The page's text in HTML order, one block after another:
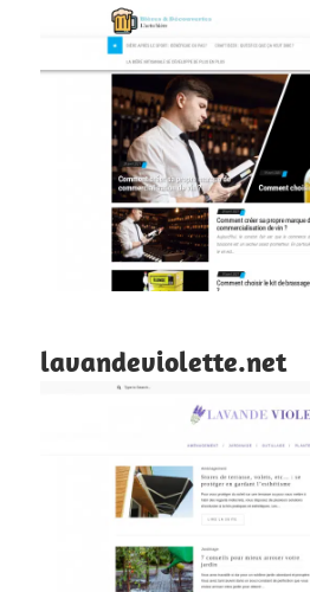
lavandeviolette.net